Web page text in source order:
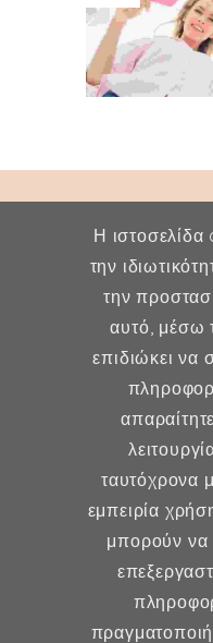
Δήμητρα
MD, MSc, FMH
Μαιευτήρας -
Γυναικολόγος
Μέλος ESHRE,
Γυναικολογία
Η
την
την
αυτό, μέσω
επιδιώκει να
ταυτόχρονα
εμπειρία
μπορούν να